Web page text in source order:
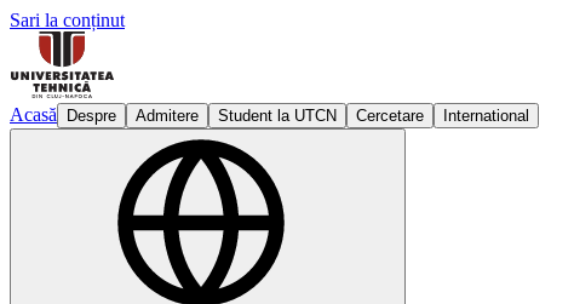
Sari la conținut
Acasă Despre Admitere Student la UTCN Cercetare International